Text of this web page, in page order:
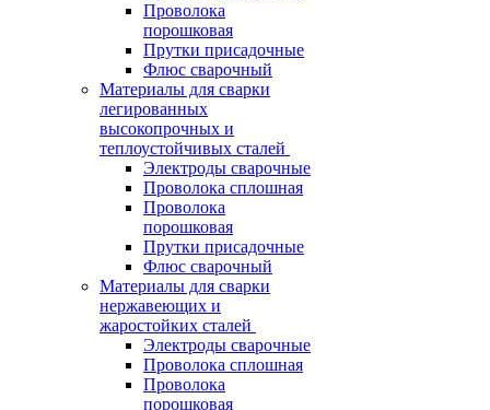
Проволока
порошковая
Прутки присадочные
Флюс сварочный
Материалы для сварки
легированных
высокопрочных и
теплоустойчивых сталей
Электроды сварочные
Проволока сплошная
Проволока
порошковая
Прутки присадочные
Флюс сварочный
Материалы для сварки
нержавеющих и
жаростойких сталей
Электроды сварочные
Проволока сплошная
Проволока
порошковая